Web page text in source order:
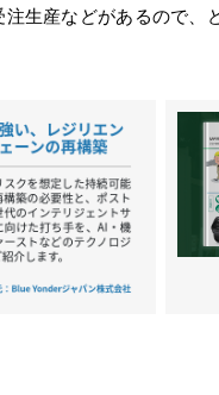
生産などがあるので、